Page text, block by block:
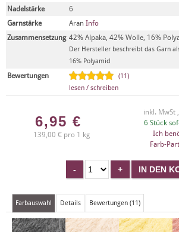
Nadelstärke
6
Garnstärke
Aran Info
Zusammensetzung 42% Alpaka, 42% Wolle, 16%
Der Hersteller beschreibt das Garn
16% Polyamid
Bewertungen
(11)
lesen / schreiben
6,95 €
139,00 € pro 1 kg
inkl. MwSt
6 Stück
Ich
Farb-
Farbauswahl Details Bewertungen (11)